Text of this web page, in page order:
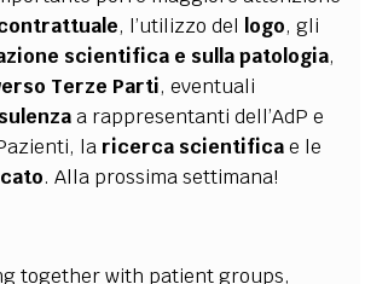
, l’utilizzo del logo, gli
scientifica e sulla patologia,
Terze Parti, eventuali
a rappresentanti dell’AdP e
la ricerca scientificae le
. Alla prossima settimana!
together with patient groups,